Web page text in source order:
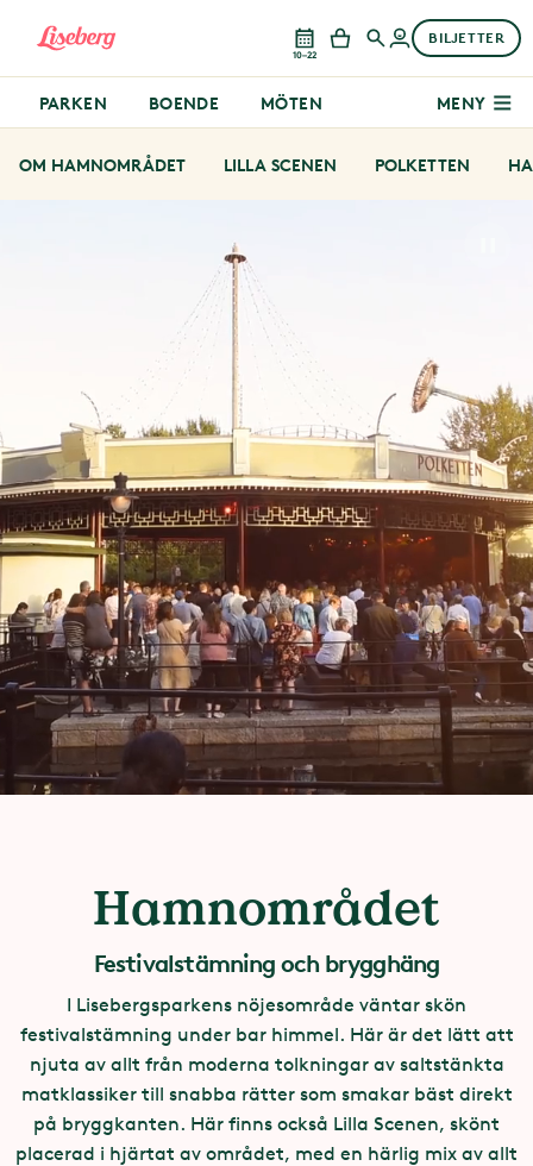
10–22
BILJETTER
PARKEN BOENDE MÖTEN MENY
OM HAMNOMRÅDET LILLA SCENEN POLKETTEN
Hamnområdet
Festivalstämning och brygghäng
I Lisebergsparkens nöjesområde väntar skön
festivalstämning under bar himmel. Här är det lätt att
njuta av allt från moderna tolkningar av saltstänkta
matklassiker till snabba rätter som smakar bäst direkt
på bryggkanten. Här finns också Lilla Scenen, skönt
placerad i hjärtat av området, med en härlig mix av allt